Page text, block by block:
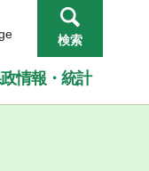
検索
情報・統計